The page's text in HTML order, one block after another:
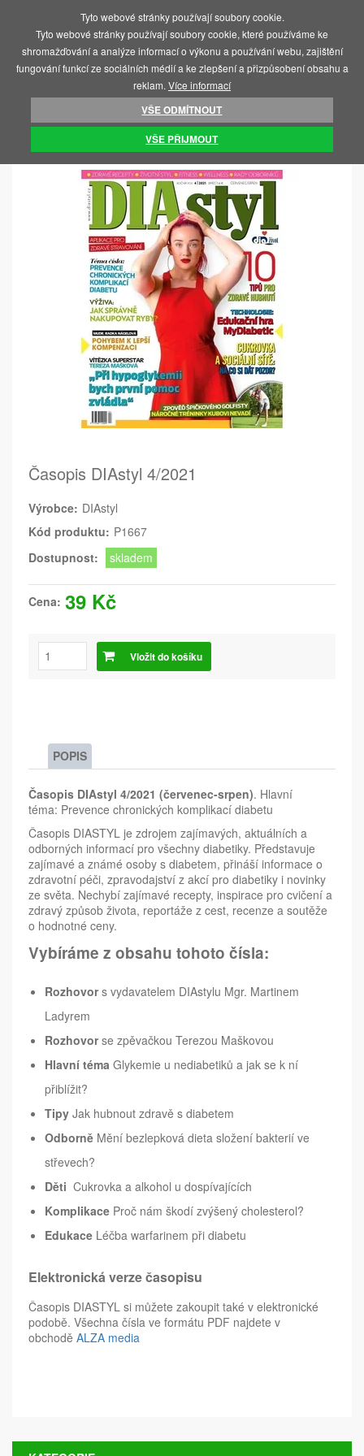
ÚVOD KNIHY A ČASOPISY ČASOPISY
Časopis DIAstyl 4/2021
Výrobce: DIAstyl
Kód produktu: P1667
Dostupnost:
skladem
Cena: 39 Kč
Vložit do košíku
POPIS
Časopis DIAstyl 4/2021 (červenec-srpen). Hlavní
téma: Prevence chronických komplikací diabetu
Časopis DIASTYL je zdrojem zajímavých, aktuálních a
odborných informací pro všechny diabetiky. Představuje
zajímavé a známé osoby s diabetem, přináší informace o
zdravotní péči, zpravodajství z akcí pro diabetiky i novinky
ze světa. Nechybí zajímavé recepty, inspirace pro cvičení a
zdravý způsob života, reportáže z cest, recenze a soutěže
o hodnotné ceny.
Vybíráme z obsahu tohoto čísla:
Rozhovors vydavatelem DIAstylu Mgr. Martinem
Ladyrem
Rozhovorse zpěvačkou Terezou Maškovou
Hlavní téma Glykemie u nediabetiků a jak se k ní
přiblížit?
Tipy Jak hubnout zdravě s diabetem
Odborně Mění bezlepková dieta složení bakterií ve
střevech?
Děti Cukrovka a alkohol u dospívajících
Komplikace Proč nám škodí zvýšený cholesterol?
Edukace Léčba warfarinem při diabetu
Elektronická verze časopisu
Časopis DIASTYL si můžete zakoupit také v elektronické
podobě. Všechna čísla ve formátu PDF najdete v
obchodě ALZA media
Tyto webové stránky používají soubory cookie.
Tyto webové stránky používají soubory cookie, které používáme ke
shromažďování a analýze informací o výkonu a používání webu, zajištění
fungování funkcí ze sociálních médií a ke zlepšení a přizpůsobení obsahu a
reklam. Více informací
VŠE ODMÍTNOUT
VŠE PŘIJMOUT